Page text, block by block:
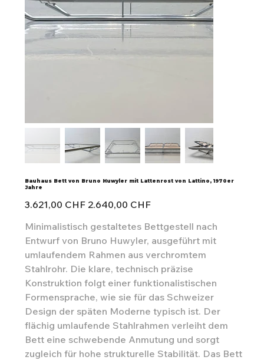
Bauhaus Bett von Bruno Huwyler mit Lattenrost von Lattino, 1970er
Jahre
Ursprünglicher
Preis
3.621,00 CHF Angebotspreis
2.640,00 CHF
Minimalistisch gestaltetes Bettgestell nach
Entwurf von Bruno Huwyler, ausgeführt mit
umlaufendem Rahmen aus verchromtem
Stahlrohr. Die klare, technisch präzise
Konstruktion folgt einer funktionalistischen
Formensprache, wie sie für das Schweizer
Design der späten Moderne typisch ist. Der
flächig umlaufende Stahlrahmen verleiht dem
Bett eine schwebende Anmutung und sorgt
zugleich für hohe strukturelle Stabilität. Das Bett